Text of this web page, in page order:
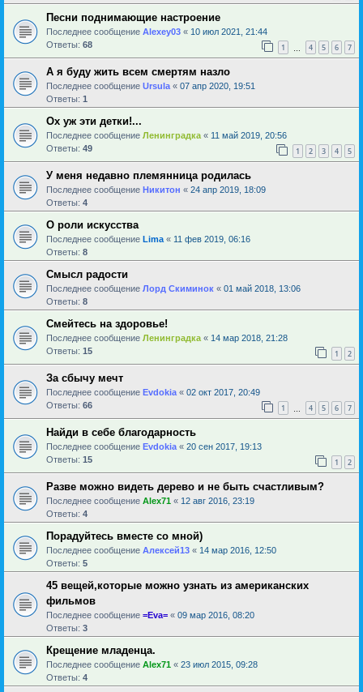
Песни поднимающие настроение
Последнее сообщение Alexey03 « 10 июл 2021, 21:44
Ответы: 68 1 4 5 6 7
А я буду жить всем смертям назло
Последнее сообщение Ursula « 07 апр 2020, 19:51
Ответы: 1
Ох уж эти детки!...
Последнее сообщение Ленинградка « 11 май 2019, 20:56
Ответы: 49 1 2 3 4 5
У меня недавно племянница родилась
Последнее сообщение Никитон « 24 апр 2019, 18:09
Ответы: 4
О роли искусства
Последнее сообщение Lima « 11 фев 2019, 06:16
Ответы: 8
Смысл радости
Последнее сообщение Лорд Скиминок « 01 май 2018, 13:06
Ответы: 8
Смейтесь на здоровье!
Последнее сообщение Ленинградка « 14 мар 2018, 21:28
Ответы: 15 1 2
За сбычу мечт
Последнее сообщение Evdokia « 02 окт 2017, 20:49
Ответы: 66 1 4 5 6 7
Найди в себе благодарность
Последнее сообщение Evdokia « 20 сен 2017, 19:13
Ответы: 15 1 2
Разве можно видеть дерево и не быть счастливым?
Последнее сообщение Alex71 « 12 авг 2016, 23:19
Ответы: 4
Порадуйтесь вместе со мной)
Последнее сообщение Алексей13 « 14 мар 2016, 12:50
Ответы: 5
45 вещей,которые можно узнать из американских
фильмов
Последнее сообщение =Eva= « 09 мар 2016, 08:20
Ответы: 3
Крещение младенца.
Последнее сообщение Alex71 « 23 июл 2015, 09:28
Ответы: 4